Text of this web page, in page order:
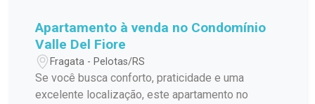
Apartamento à venda no Condomínio
Valle Del Fiore
Fragata - Pelotas/RS
Se você busca conforto, praticidade e uma
excelente localização, este apartamento no